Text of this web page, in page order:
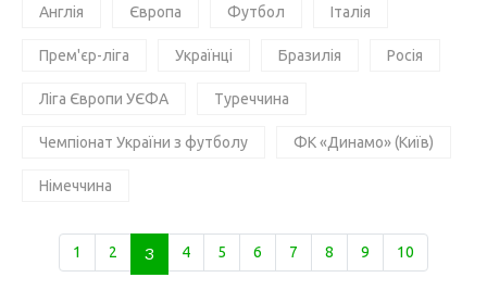
Англія Європа Футбол Італія
Прем'єр-ліга Українці Бразилія Росія
Ліга Європи УЄФА Туреччина
Чемпіонат України з футболу ФК «Динамо» (Київ)
Німеччина
1 2 3 4 5 6 7 8 9 10